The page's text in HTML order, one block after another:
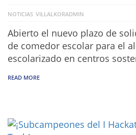
NOTICIAS VILLALKORADMIN
Abierto el nuevo plazo de
de comedor escolar para el
escolarizado en centros
READ MORE